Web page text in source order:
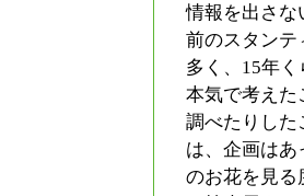
情報を出さ
前のスタンテ
多く、15年
本気で考えた
調べたりした
は、企画は
のお花を見る